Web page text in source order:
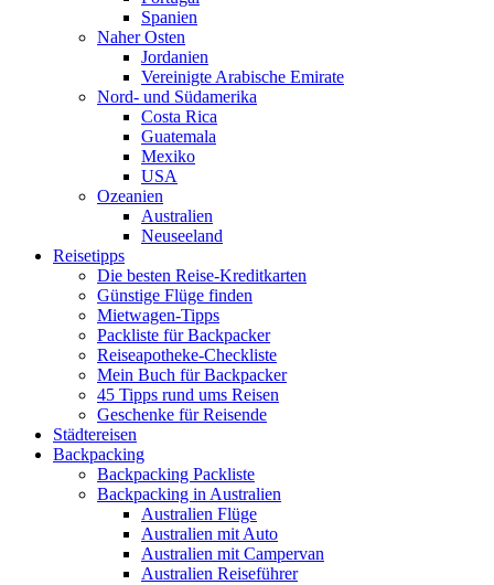
Spanien
Naher Osten
Jordanien
Vereinigte Arabische Emirate
Nord- und Südamerika
Costa Rica
Guatemala
Mexiko
USA
Ozeanien
Australien
Neuseeland
Reisetipps
Die besten Reise-Kreditkarten
Günstige Flüge finden
Mietwagen-Tipps
Packliste für Backpacker
Reiseapotheke-Checkliste
Mein Buch für Backpacker
45 Tipps rund ums Reisen
Geschenke für Reisende
Städtereisen
Backpacking
Backpacking Packliste
Backpacking in Australien
Australien Flüge
Australien mit Auto
Australien mit Campervan
Australien Reiseführer